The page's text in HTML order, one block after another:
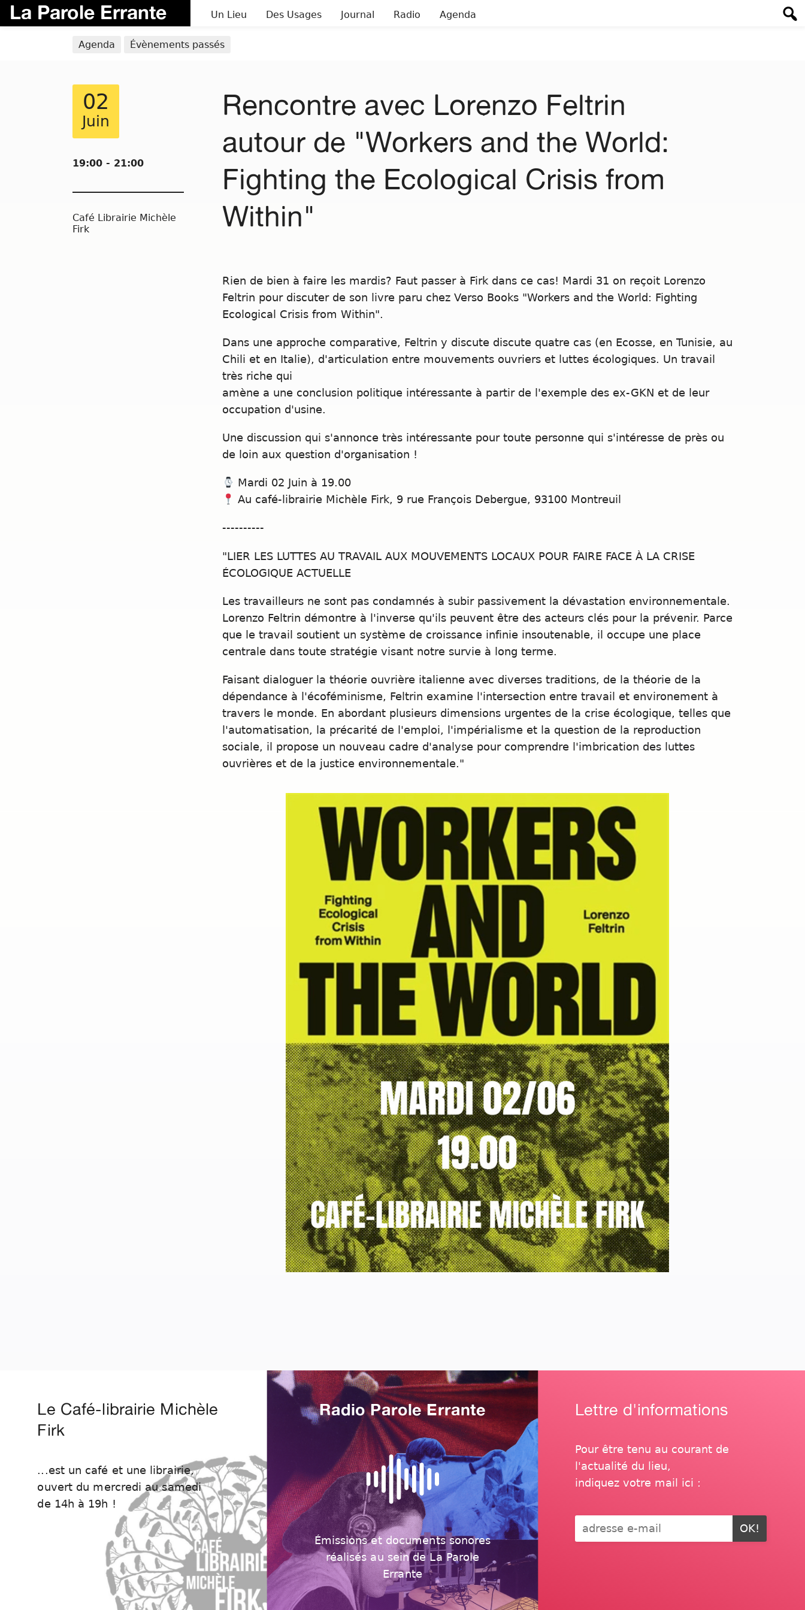
La Parole Errante Un Lieu Des Usages Journal Radio Agenda
Agenda Évènements passés
Rencontre avec Lorenzo Feltrin
autour de "Workers and the World:
Fighting the Ecological Crisis from
Within"
Rien de bien à faire les mardis? Faut passer à Firk dans ce cas! Mardi 31 on reçoit Lorenzo
Feltrin pour discuter de son livre paru chez Verso Books "Workers and the World: Fighting
Ecological Crisis from Within".
Dans une approche comparative, Feltrin y discute discute quatre cas (en Ecosse, en Tunisie, au
Chili et en Italie), d'articulation entre mouvements ouvriers et luttes écologiques. Un travail
très riche qui
amène a une conclusion politique intéressante à partir de l'exemple des ex-GKN et de leur
occupation d'usine.
Une discussion qui s'annonce très intéressante pour toute personne qui s'intéresse de près ou
de loin aux question d'organisation !
Mardi 02 Juin à 19.00
Au café-librairie Michèle Firk, 9 rue François Debergue, 93100 Montreuil
----------
"LIER LES LUTTES AU TRAVAIL AUX MOUVEMENTS LOCAUX POUR FAIRE FACE À LA CRISE
ÉCOLOGIQUE ACTUELLE
Les travailleurs ne sont pas condamnés à subir passivement la dévastation environnementale.
Lorenzo Feltrin démontre à l'inverse qu'ils peuvent être des acteurs clés pour la prévenir. Parce
que le travail soutient un système de croissance infinie insoutenable, il occupe une place
centrale dans toute stratégie visant notre survie à long terme.
Faisant dialoguer la théorie ouvrière italienne avec diverses traditions, de la théorie de la
dépendance à l'écoféminisme, Feltrin examine l'intersection entre travail et environement à
travers le monde. En abordant plusieurs dimensions urgentes de la crise écologique, telles que
l'automatisation, la précarité de l'emploi, l'impérialisme et la question de la reproduction
sociale, il propose un nouveau cadre d'analyse pour comprendre l'imbrication des luttes
ouvrières et de la justice environnementale."
02
Juin
19:00 - 21:00
Café Librairie Michèle
Firk
Le Café-librairie Michèle
Firk
...est un café et une librairie,
ouvert du mercredi au samedi
de 14h à 19h !
Radio Parole Errante
Émissions et documents sonores
réalisés au sein de La Parole
Errante
Lettre d'informations
Pour être tenu au courant de
l'actualité du lieu,
indiquez votre mail ici :
OK!